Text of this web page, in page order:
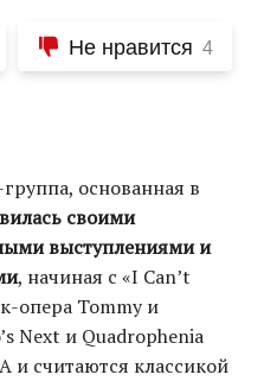
Не нравится 4
основанная в
своими
выступлениями и
, начиная с «I Can’t
опера Tommy и
Next и Quadrophenia
считаются классикой